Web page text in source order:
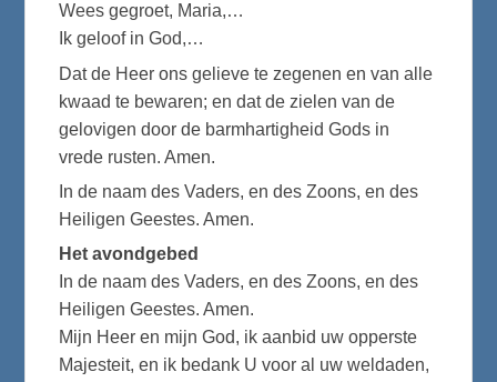
Wees gegroet, Maria,…
Ik geloof in God,…
Dat de Heer ons gelieve te zegenen en van alle
kwaad te bewaren; en dat de zielen van de
gelovigen door de barmhartigheid Gods in
vrede rusten. Amen.
In de naam des Vaders, en des Zoons, en des
Heiligen Geestes. Amen.
Het avondgebed
In de naam des Vaders, en des Zoons, en des
Heiligen Geestes. Amen.
Mijn Heer en mijn God, ik aanbid uw opperste
Majesteit, en ik bedank U voor al uw weldaden,